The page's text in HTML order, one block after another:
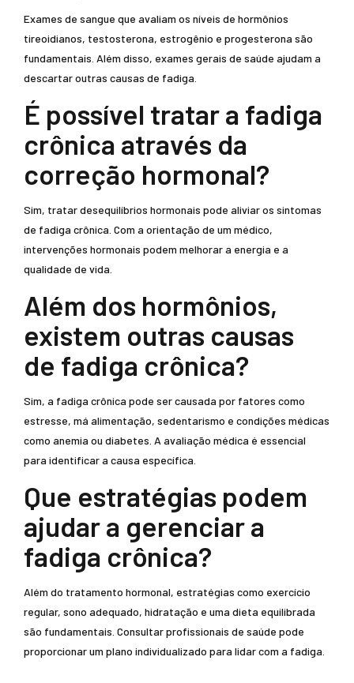
Exames de sangue que avaliam os níveis de hormônios
tireoidianos, testosterona, estrogênio e progesterona são
fundamentais. Além disso, exames gerais de saúde ajudam a
descartar outras causas de fadiga.
É possível tratar a fadiga
crônica através da
correção hormonal?
Sim, tratar desequilíbrios hormonais pode aliviar os sintomas
de fadiga crônica. Com a orientação de um médico,
intervenções hormonais podem melhorar a energia e a
qualidade de vida.
Além dos hormônios,
existem outras causas
de fadiga crônica?
Sim, a fadiga crônica pode ser causada por fatores como
estresse, má alimentação, sedentarismo e condições médicas
como anemia ou diabetes. A avaliação médica é essencial
para identificar a causa específica.
Que estratégias podem
ajudar a gerenciar a
fadiga crônica?
Além do tratamento hormonal, estratégias como exercício
regular, sono adequado, hidratação e uma dieta equilibrada
são fundamentais. Consultar profissionais de saúde pode
proporcionar um plano individualizado para lidar com a fadiga.